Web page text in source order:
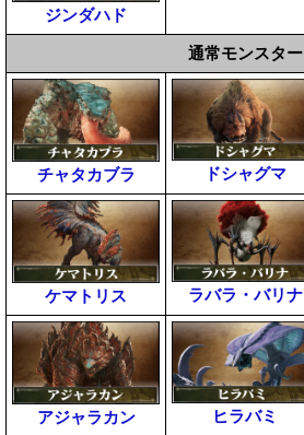
ジンダハド
通常モンスター
チャタカブラ ドシャグマ
ケマトリス ラバラ・バリナ
アジャラカン ヒラバミ